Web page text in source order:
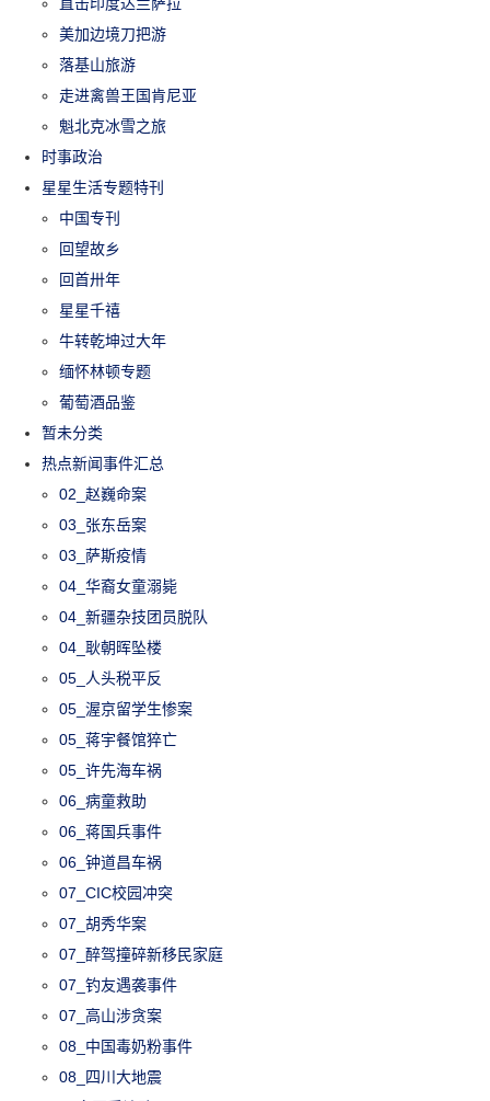
美加边境刀把游
落基山旅游
走进禽兽王国肯尼亚
魁北克冰雪之旅
时事政治
星星生活专题特刊
中国专刊
回望故乡
回首卅年
星星千禧
牛转乾坤过大年
缅怀林顿专题
葡萄酒品鉴
暂未分类
热点新闻事件汇总
02_赵巍命案
03_张东岳案
03_萨斯疫情
04_华裔女童溺毙
04_新疆杂技团员脱队
04_耿朝晖坠楼
05_人头税平反
05_渥京留学生惨案
05_蒋宇餐馆猝亡
05_许先海车祸
06_病童救助
06_蒋国兵事件
06_钟道昌车祸
07_CIC校园冲突
07_胡秀华案
07_醉驾撞碎新移民家庭
07_钓友遇袭事件
07_高山涉贪案
08_中国毒奶粉事件
08_四川大地震